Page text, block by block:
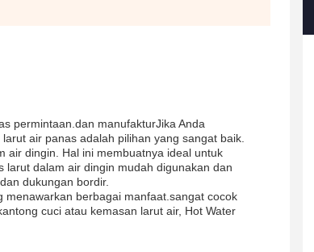
permintaan.dan manufakturJika Anda
air panas adalah pilihan yang sangat baik.
air dingin. Hal ini membuatnya ideal untuk
larut dalam air dingin mudah digunakan dan
dukungan bordir.
berbagai manfaat.sangat cocok
cuci atau kemasan larut air, Hot Water